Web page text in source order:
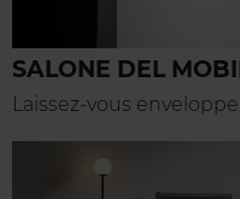
SALONE DEL
Laissez-vous